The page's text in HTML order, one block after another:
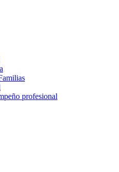
profesional